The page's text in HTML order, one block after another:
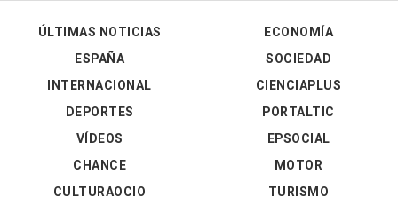
ÚLTIMAS NOTICIAS
ESPAÑA
INTERNACIONAL
DEPORTES
VÍDEOS
ECONOMÍA
SOCIEDAD
CIENCIAPLUS
PORTALTIC
EPSOCIAL
CHANCE
CULTURAOCIO
MOTOR
TURISMO